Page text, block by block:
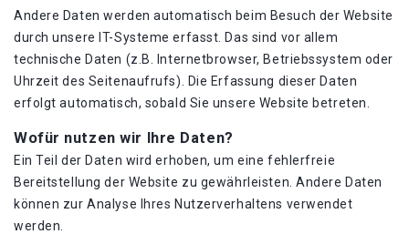
Andere Daten werden automatisch beim Besuch der Website
durch unsere IT-Systeme erfasst. Das sind vor allem
technische Daten (z.B. Internetbrowser, Betriebssystem oder
Uhrzeit des Seitenaufrufs). Die Erfassung dieser Daten
erfolgt automatisch, sobald Sie unsere Website betreten.
Wofür nutzen wir Ihre Daten?
Ein Teil der Daten wird erhoben, um eine fehlerfreie
Bereitstellung der Website zu gewährleisten. Andere Daten
können zur Analyse Ihres Nutzerverhaltens verwendet
werden.